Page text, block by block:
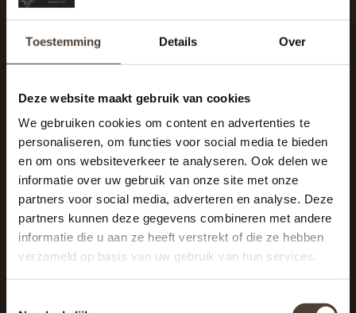
Toestemming Details Over
Deze website maakt gebruik van cookies
We gebruiken cookies om content en advertenties te
personaliseren, om functies voor social media te bieden
en om ons websiteverkeer te analyseren. Ook delen we
informatie over uw gebruik van onze site met onze
partners voor social media, adverteren en analyse. Deze
partners kunnen deze gegevens combineren met andere
informatie die u aan ze heeft verstrekt of die ze hebben
verzameld op basis van uw gebruik van hun services.
De Woonhoek - Landelijk leven